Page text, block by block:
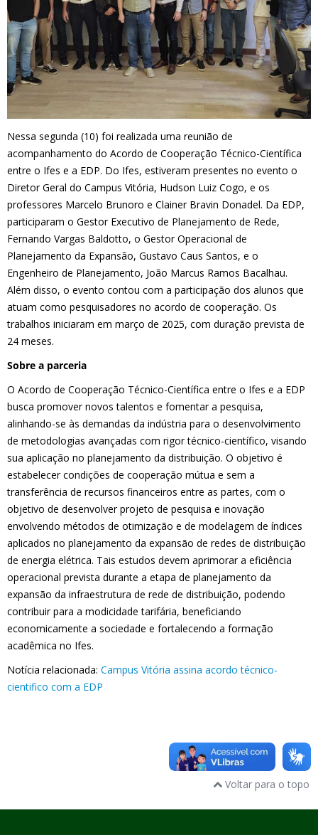
Nessa segunda (10) foi realizada uma reunião de
acompanhamento do Acordo de Cooperação Técnico-Científica
entre o Ifes e a EDP. Do Ifes, estiveram presentes no evento o
Diretor Geral do Campus Vitória, Hudson Luiz Cogo, e os
professores Marcelo Brunoro e Clainer Bravin Donadel. Da EDP,
participaram o Gestor Executivo de Planejamento de Rede,
Fernando Vargas Baldotto, o Gestor Operacional de
Planejamento da Expansão, Gustavo Caus Santos, e o
Engenheiro de Planejamento, João Marcus Ramos Bacalhau.
Além disso, o evento contou com a participação dos alunos que
atuam como pesquisadores no acordo de cooperação. Os
trabalhos iniciaram em março de 2025, com duração prevista de
24 meses.
Sobre a parceria
O Acordo de Cooperação Técnico-Científica entre o Ifes e a EDP
busca promover novos talentos e fomentar a pesquisa,
alinhando-se às demandas da indústria para o desenvolvimento
de metodologias avançadas com rigor técnico-científico, visando
sua aplicação no planejamento da distribuição. O objetivo é
estabelecer condições de cooperação mútua e sem a
transferência de recursos financeiros entre as partes, com o
objetivo de desenvolver projeto de pesquisa e inovação
envolvendo métodos de otimização e de modelagem de índices
aplicados no planejamento da expansão de redes de distribuição
de energia elétrica. Tais estudos devem aprimorar a eficiência
operacional prevista durante a etapa de planejamento da
expansão da infraestrutura de rede de distribuição, podendo
contribuir para a modicidade tarifária, beneficiando
economicamente a sociedade e fortalecendo a formação
acadêmica no Ifes.
Notícia relacionada: Campus Vitória assina acordo técnico-
cientifico com a EDP
Voltar para o topo